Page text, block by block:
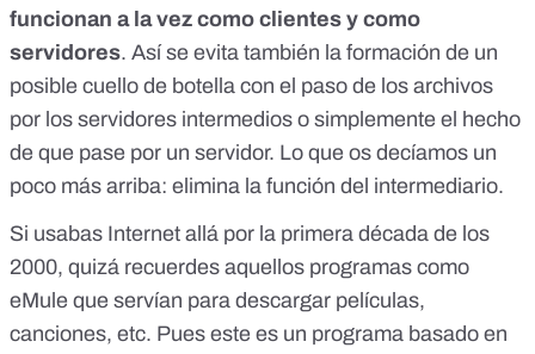
funcionan a la vez como clientes y como
servidores. Así se evita también la formación de un
posible cuello de botella con el paso de los archivos
por los servidores intermedios o simplemente el hecho
de que pase por un servidor. Lo que os decíamos un
poco más arriba: elimina la función del intermediario.
Si usabas Internet allá por la primera década de los
2000, quizá recuerdes aquellos programas como
eMule que servían para descargar películas,
canciones, etc. Pues este es un programa basado en